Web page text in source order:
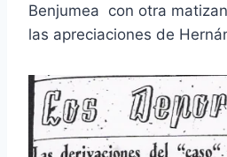
Benjumea con otra
las apreciaciones de